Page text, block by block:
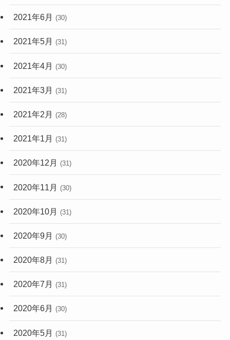
2021年6月 (30)
2021年5月 (31)
2021年4月 (30)
2021年3月 (31)
2021年2月 (28)
2021年1月 (31)
2020年12月 (31)
2020年11月 (30)
2020年10月 (31)
2020年9月 (30)
2020年8月 (31)
2020年7月 (31)
2020年6月 (30)
2020年5月 (31)